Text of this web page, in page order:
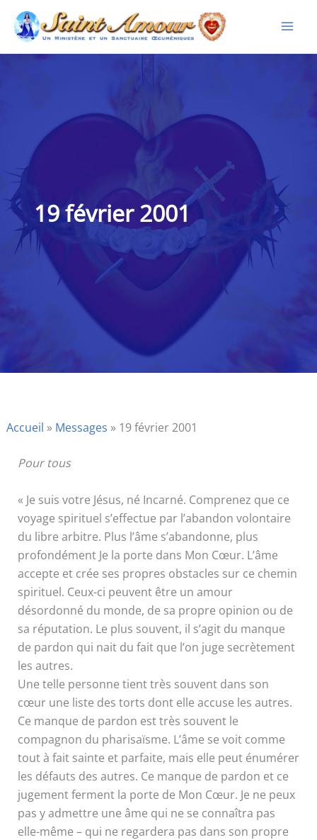
Aller
contenu
19 février 2001
Accueil » Messages » 19 février 2001
Pour tous
« Je suis votre Jésus, né Incarné. Comprenez que ce
voyage spirituel s’effectue par l’abandon volontaire
du libre arbitre. Plus l’âme s’abandonne, plus
profondément Je la porte dans Mon Cœur. L’âme
accepte et crée ses propres obstacles sur ce chemin
spirituel. Ceux-ci peuvent être un amour
désordonné du monde, de sa propre opinion ou de
sa réputation. Le plus souvent, il s’agit du manque
de pardon qui nait du fait que l’on juge secrètement
les autres.
Une telle personne tient très souvent dans son
cœur une liste des torts dont elle accuse les autres.
Ce manque de pardon est très souvent le
compagnon du pharisaïsme. L’âme se voit comme
tout à fait sainte et parfaite, mais elle peut énumérer
les défauts des autres. Ce manque de pardon et ce
jugement ferment la porte de Mon Cœur. Je ne peux
pas y admettre une âme qui ne se connaîtra pas
elle-même – qui ne regardera pas dans son propre